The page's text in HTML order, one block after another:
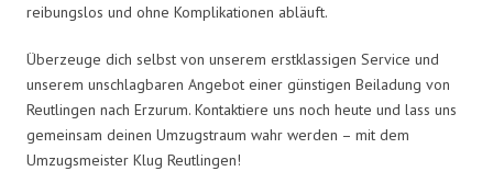
reibungslos und ohne Komplikationen abläuft.
Überzeuge dich selbst von unserem erstklassigen Service und
unserem unschlagbaren Angebot einer günstigen Beiladung von
Reutlingen nach Erzurum. Kontaktiere uns noch heute und lass uns
gemeinsam deinen Umzugstraum wahr werden – mit dem
Umzugsmeister Klug Reutlingen!